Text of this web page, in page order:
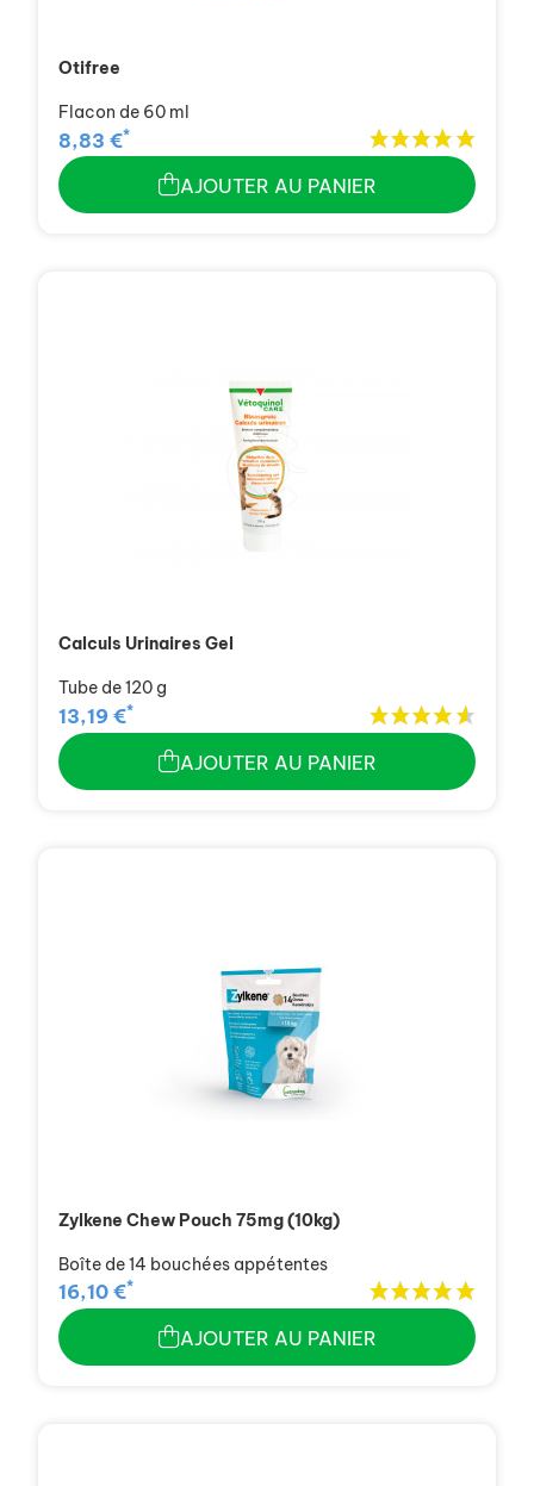
Otifree
Flacon de 60 ml
8,83 €*
AJOUTER AU PANIER
Calculs Urinaires Gel
Tube de 120 g
13,19 €*
AJOUTER AU PANIER
Zylkene Chew Pouch 75mg (10kg)
Boîte de 14 bouchées appétentes
16,10 €*
AJOUTER AU PANIER